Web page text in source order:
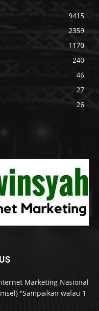
9415
2359
1170
240
46
27
26
Marketing Nasional
"Sampaikan walau 1